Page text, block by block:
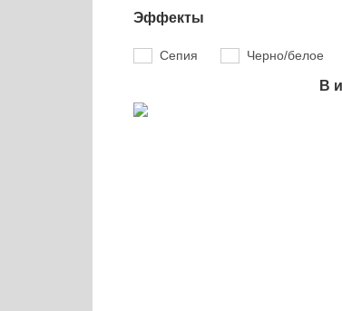
Эффекты
Сепия Черно/белое
В